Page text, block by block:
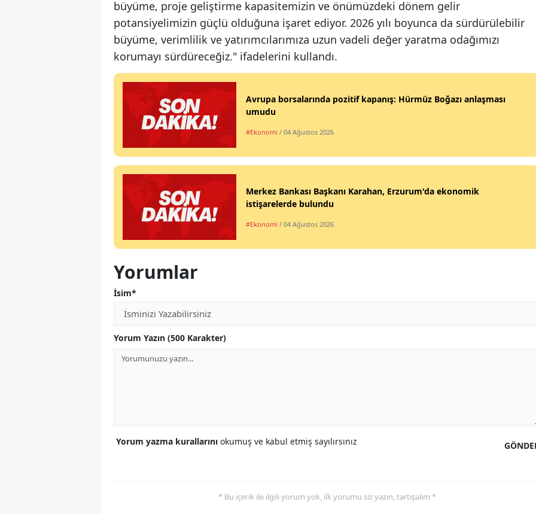
büyüme, proje geliştirme kapasitemizin ve önümüzdeki dönem gelir
potansiyelimizin güçlü olduğuna işaret ediyor. 2026 yılı boyunca da sürdürülebilir
büyüme, verimlilik ve yatırımcılarımıza uzun vadeli değer yaratma odağımızı
korumayı sürdüreceğiz." ifadelerini kullandı.
Avrupa borsalarında pozitif kapanış: Hürmüz Boğazı anlaşması
umudu
#Ekonomi / 04 Ağustos 2026
Merkez Bankası Başkanı Karahan, Erzurum'da ekonomik
istişarelerde bulundu
#Ekonomi / 04 Ağustos 2026
Yorumlar
İsim*
Yorum Yazın (500 Karakter)
Yorum yazma kurallarını okumuş ve kabul etmiş sayılırsınız
* Bu içerik ile ilgili yorum yok, ilk yorumu siz yazın, tartışalım *